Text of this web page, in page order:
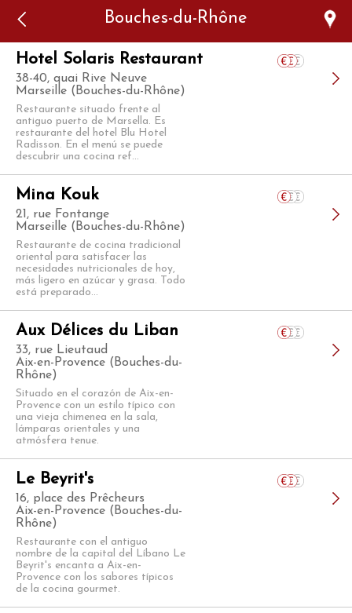
Bouches-du-Rhône
Hotel Solaris Restaurant
38-40, quai Rive Neuve
Marseille (Bouches-du-Rhône)
Restaurante situado frente al
antiguo puerto de Marsella. Es
restaurante del hotel Blu Hotel
Radisson. En el menú se puede
descubrir una cocina ref...
Mina Kouk
21, rue Fontange
Marseille (Bouches-du-Rhône)
Restaurante de cocina tradicional
oriental para satisfacer las
necesidades nutricionales de hoy,
más ligero en azúcar y grasa. Todo
está preparado...
Aux Délices du Liban
33, rue Lieutaud
Aix-en-Provence (Bouches-du-
Rhône)
Situado en el corazón de Aix-en-
Provence con un estilo típico con
una vieja chimenea en la sala,
lámparas orientales y una
atmósfera tenue.
Le Beyrit's
16, place des Prêcheurs
Aix-en-Provence (Bouches-du-
Rhône)
Restaurante con el antiguo
nombre de la capital del Líbano Le
Beyrit's encanta a Aix-en-
Provence con los sabores típicos
de la cocina gourmet.
Error: The domain WWW.VIAJARSINGLUTEN.COM is not
authorized to show the cookie declaration for domain group
ID 546ddaab-b478-4440-aa8a-3b0205284212. Please add it to
the domain group in the Cookiebot Manager to authorize
the domain.